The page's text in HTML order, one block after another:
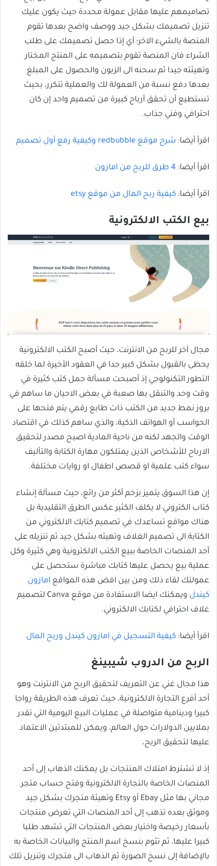
تصاميمهم عليها مقابل عمولة محددة حيث يكون عليك
تنزيل تصميمك بشكل جيد ووصف واضح بعدها تقوم
المنصة بالشيء الاخر؛ أي إذا حصل تصميمك على طلب
الشراء فان المنصة تقوم بتصميمه على المنتج المختار
وتهيئته جيدا ثم سحنه الى الزبون والحصول على المبلغ
بعدها دفع نسبة من العمولة لك والعملية تتكرر، بحيث
تستطيع أن تحقق أرباح كبيرة من تصميم واحد إن كان
احترافي وفني جذاب.
اقرأ أيضا: شرح موقع redbubble وكيفية رفع أول تصميم
اقرأ أيضا: 4 طرق للربح من امازون
اقرأ أيضا: كيفية ربح المال من موقع etsy
بيع الكتب الالكترونية
مجال آخر للربح من الانترنت، حيث أصبح الكتب الالكترونية
يحظى بالقبول بشكل كبير جدا في العقود الأخيرة لما خلقه
التطور التكنولوجي إذ أصبحت مسألة حمل كتب كثيرة في
وقت وحد والتنقل بها صعبة في بعض الاحيان ما ساهم في
بروز نمط جديد من الكتب ذات طابع رقمي يتم فتحها على
الحواسب أو الهواتف الذكية، والذي ساهم كذلك في اقتصاد
الوقت والجهد لكنه من ناحية المادية اصبح مصدر لتحقيق
الارباح للأشخاص الذين يمتلكون مهارة الكتابة والتأليف
سواء كتب علمية او قصص اطفال او روايات مختلفة.
إن هذا السوق يتميز بزخم أكثر من رائع، حيث مسألة إنشاء
كتاب الكتروني لا يكلف الكثير عكس الطرق التقليدية بل
هناك مواقع تساعدك في تصميم كتابك الالكتروني من
الكتابة الى تصميم الغلاف وتهيئه بشكل جيد ثم تنزيله على
أحد المنصات الخاصة ببيع الكتب الالكترونية وهي كثيرة وكل
عملية بيع يحصل عليها كتابك مباشرة ستحصل على
عمولتك لقاء ذلك ومن بين افض هذه المواقع امازون
كيندل
ويمكنك ايضا الاستفادة من موقع Canva لتصميم
غلاف احترافي لكتابك الالكتروني.
اقرأ أيضا: كيفية التسجيل في امازون كيندل وربح المال
الربح من الدروب شيبينغ
هذا مجال غني عن التعريف لتحقيق الربح من الانترنت وهو
أحد أفرع التجارة الالكترونية، حيث تعرف هذه الطريقة رواجا
كبيرا ودينامية متواصلة في عمليات البيع اليومية التي تقدر
بملايين الدولارات حول العالم، ويمكن للمبتدئين الاعتماد
عليها لتحقيق الربح،
إذ لا تشترط امتلاك المنتجات بل يمكنك الذهاب إلى أحد
المنصات الخاصة بالتجارة الالكترونية وفتح حساب متجر
مجاني بها مثل Ebay أو Etsy وتهيئة متجرك بشكل جيد
وموثق بعده تذهب إلى أحد المنصات التي تعرض منتجات
بأسعار رخيصة واختيار بعض المنتجات التي تشهد طلبا
كبيرا عليها، ثم تثوم بنسخ اسم المنتج والبيانات الخاصة به
بالإضافة إلى نسخ الصورة ثم الذهاب الى متجرك وتنزيل تلك